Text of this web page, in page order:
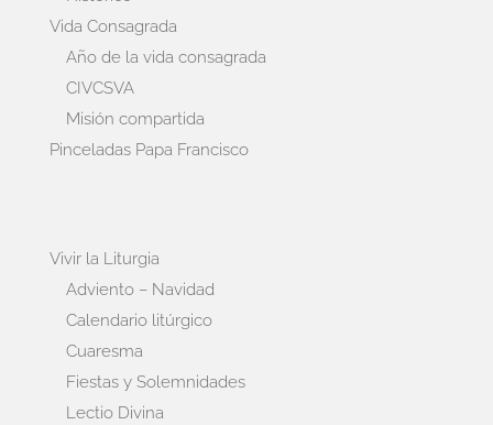
Vida Consagrada
Año de la vida consagrada
CIVCSVA
Misión compartida
Pinceladas Papa Francisco
Vivir la Liturgia
Adviento – Navidad
Calendario litúrgico
Cuaresma
Fiestas y Solemnidades
Lectio Divina